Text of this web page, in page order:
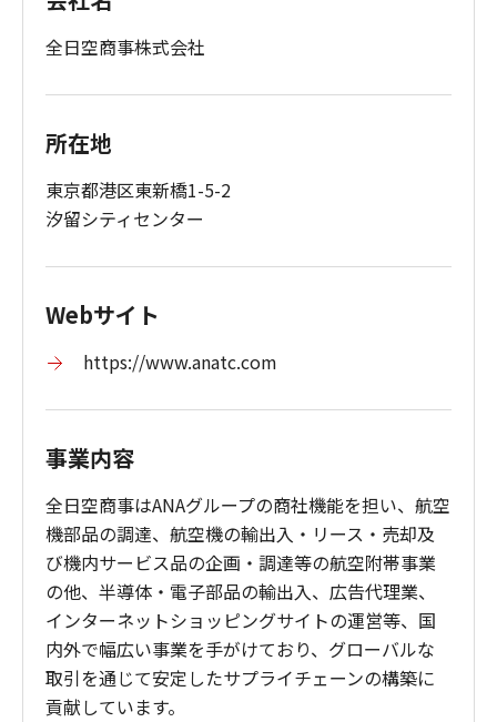
全日空商事株式会社
所在地
東京都港区東新橋1-5-2
汐留シティセンター
Webサイト
https://www.anatc.com
事業内容
全日空商事はANAグループの商社機能を担い、航空
機部品の調達、航空機の輸出入・リース・売却及
び機内サービス品の企画・調達等の航空附帯事業
の他、半導体・電子部品の輸出入、広告代理業、
インターネットショッピングサイトの運営等、国
内外で幅広い事業を手がけており、グローバルな
取引を通じて安定したサプライチェーンの構築に
貢献しています。